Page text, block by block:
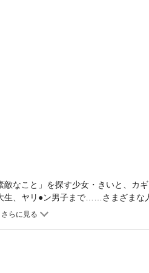
なこと」を探す少女・きいと、カ
、ヤリ●ン男子まで……さまざまな
なんときいの胸に鍵穴が出現！！